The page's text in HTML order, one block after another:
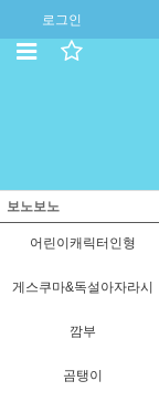
로그인
보노보노
어린이캐릭터인형
게스쿠마&독설아자라시
깜부
곰탱이